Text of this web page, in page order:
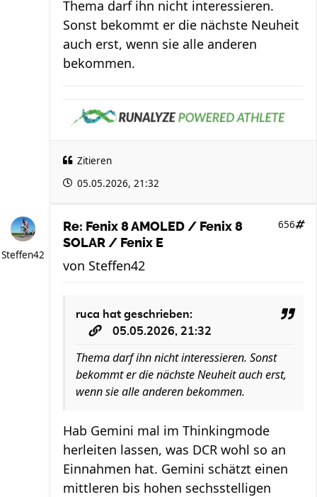
Thema darf ihn nicht interessieren.
Sonst bekommt er die nächste Neuheit
auch erst, wenn sie alle anderen
bekommen.
Zitieren
05.05.2026, 21:32
Steffen42
Re: Fenix 8 AMOLED / Fenix 8
SOLAR / Fenix E
656
von Steffen42
ruca hat geschrieben:
05.05.2026, 21:32
Thema darf ihn nicht interessieren. Sonst
bekommt er die nächste Neuheit auch erst,
wenn sie alle anderen bekommen.
Hab Gemini mal im Thinkingmode
herleiten lassen, was DCR wohl so an
Einnahmen hat. Gemini schätzt einen
mittleren bis hohen sechsstelligen